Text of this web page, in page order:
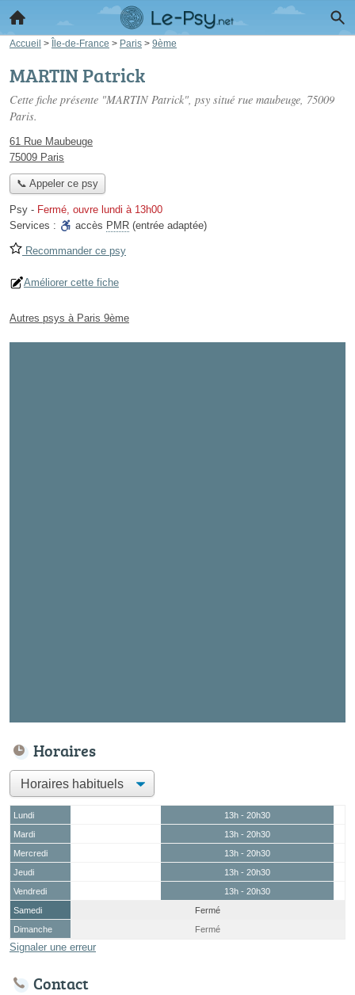
Accueil > Île-de-France > Paris > 9ème
MARTIN Patrick
Cette fiche présente "MARTIN Patrick", psy situé rue maubeuge, 75009
Paris.
61 Rue Maubeuge
75009 Paris
📞 Appeler ce psy
Psy - Fermé, ouvre lundi à 13h00
Services :
accès PMR (entrée adaptée)
Recommander ce psy
Améliorer cette fiche
Autres psys à Paris 9ème
Horaires
Lundi
13h - 20h30
Mardi
13h - 20h30
Mercredi
13h - 20h30
Jeudi
13h - 20h30
Vendredi
13h - 20h30
Samedi
Fermé
Dimanche
Fermé
Signaler une erreur
Contact